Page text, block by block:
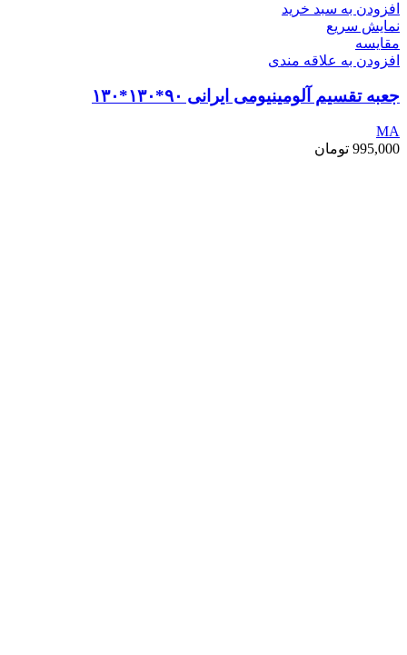
افزودن به سبد خرید
نمایش سریع
مقايسه
افزودن به علاقه مندی
جعبه تقسیم آلومینیومی ایرانی ۹۰*۱۳۰*۱۳۰
MA
995,000 تومان